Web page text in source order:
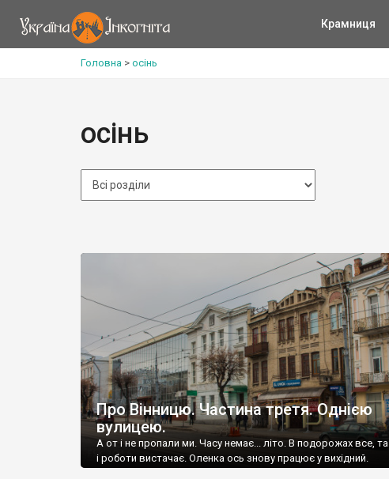
Крамниця
Головна > осінь
осінь
Про Вінницю. Частина третя. Однією
вулицею.
А от і не пропали ми. Часу немає... літо. В подорожах все, та
і роботи вистачає. Оленка ось знову працює у вихідний.